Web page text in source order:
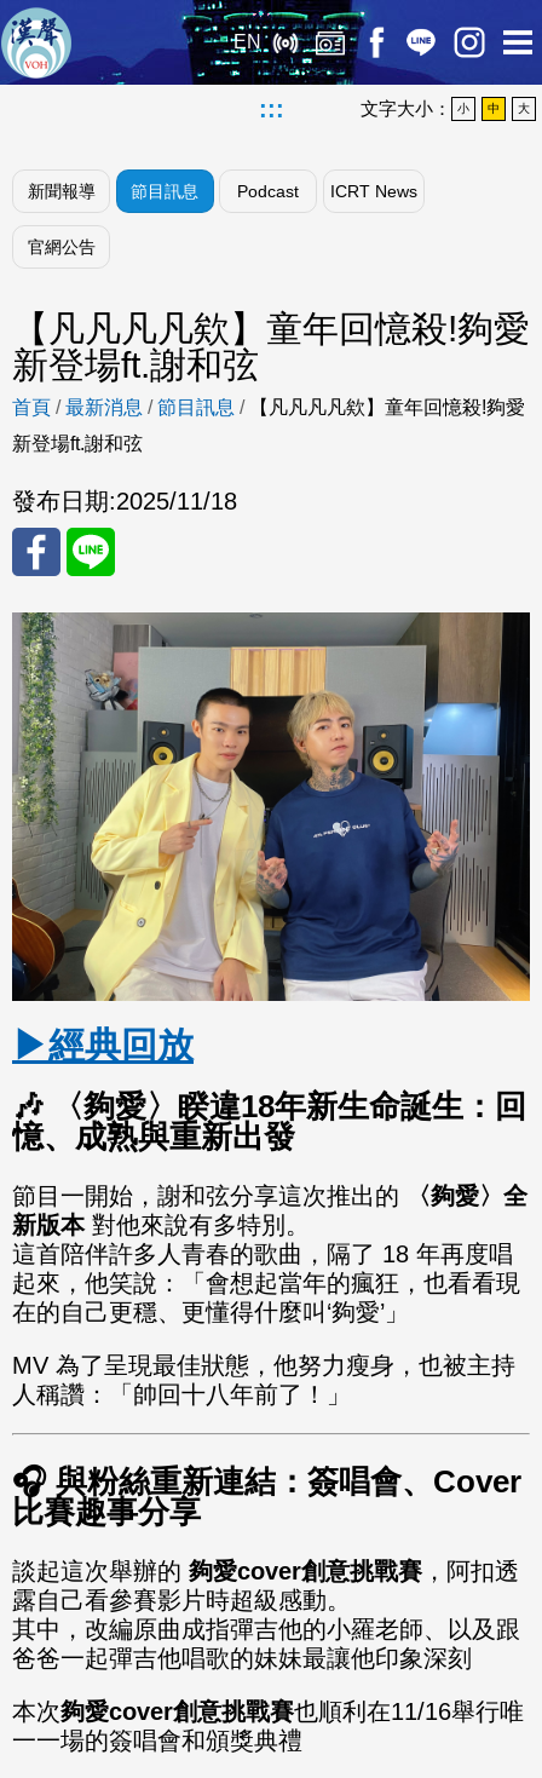
EN
::: 文字大小： 小 中 大
新聞報導 節目訊息 Podcast ICRT News
官網公告
【凡凡凡凡欸】童年回憶殺!夠愛
新登場ft.謝和弦
首頁 /最新消息 /節目訊息 /
【凡凡凡凡欸】童年回憶殺!夠愛
新登場ft.謝和弦
發布日期:2025/11/18
分享
至
Fac
eBo
ok
分享
至
Line
▶經典回放
🎶
〈夠愛〉睽違18年新生命誕生：回
憶、成熟與重新出發
節目一開始，謝和弦分享這次推出的
〈夠愛〉全
新版本對他來說有多特別。
這首陪伴許多人青春的歌曲，隔了 18 年再度唱
起來，他笑說：「會想起當年的瘋狂，也看看現
在的自己更穩、更懂得什麼叫‘夠愛’」
MV 為了呈現最佳狀態，他努力瘦身，也被主持
人稱讚：「帥回十八年前了！」
🎧 與粉絲重新連結：簽唱會、Cover
比賽趣事分享
談起這次舉辦的 夠愛cover創意挑戰賽 ，阿扣透
露自己看參賽影片時超級感動。
其中，改編原曲成指彈吉他的小羅老師、以及跟
爸爸一起彈吉他唱歌的妹妹最讓他印象深刻
本次夠愛cover創意挑戰賽也順利在11/16舉行唯
一一場的簽唱會和頒獎典禮